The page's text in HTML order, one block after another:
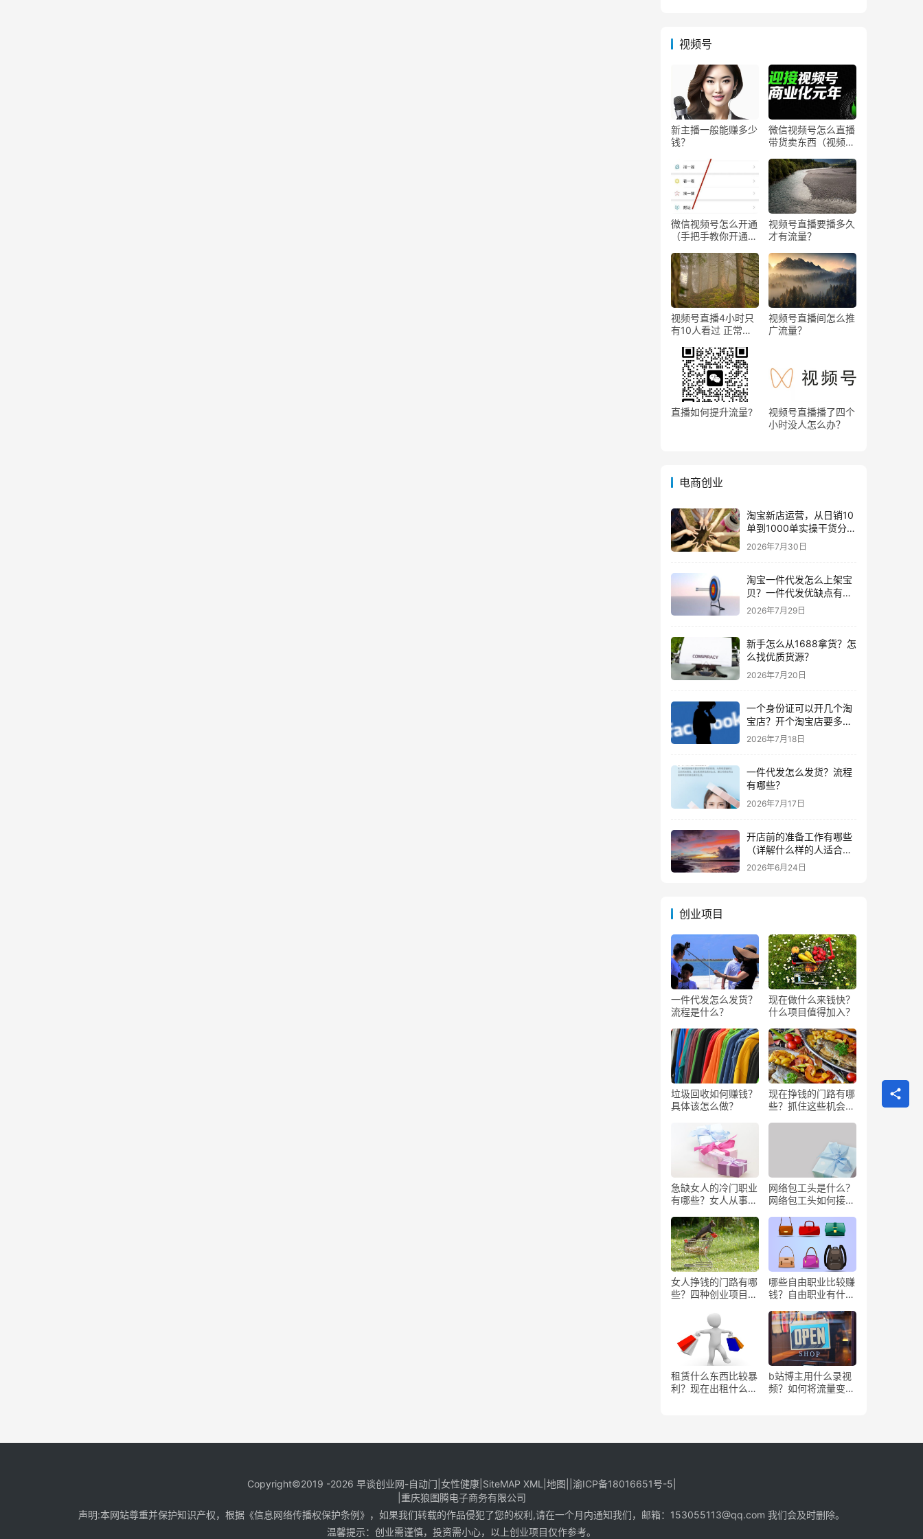
视频号
新主播一般能赚多少
钱？
微信视频号怎么直播
带货卖东西（视频号
微信视频号怎么开通
（手把手教你开通微
视频号直播要播多久
才有流量？
视频号直播4小时只
有10人看过 正常
视频号直播间怎么推
广流量？
直播如何提升流量?
视频号直播播了四个
小时没人怎么办？
电商创业
淘宝新店运营，从日销10
单到1000单实操干货分
享！
2026年7月30日
淘宝一件代发怎么上架宝
贝？一件代发优缺点有哪
些？
2026年7月29日
新手怎么从1688拿货？怎
么找优质货源？
2026年7月20日
一个身份证可以开几个淘
宝店？开个淘宝店要多少
钱？
2026年7月18日
一件代发怎么发货？流程
有哪些？
2026年7月17日
开店前的准备工作有哪些
（详解什么样的人适合做
生意）
2026年6月24日
创业项目
一件代发怎么发货？
流程是什么？
现在做什么来钱快？
什么项目值得加入？
垃圾回收如何赚钱？
具体该怎么做？
现在挣钱的门路有哪
些？抓住这些机会闷
急缺女人的冷门职业
有哪些？女人从事哪
网络包工头是什么？
网络包工头如何接业
女人挣钱的门路有哪
些？四种创业项目推
哪些自由职业比较赚
钱？自由职业有什么
租赁什么东西比较暴
利？现在出租什么更
b站博主用什么录视
频？如何将流量变
Copyright©2019 -2026 早谈创业网-自动门 女性健康| SiteMAP XML 地图 渝ICP备18016651号-5
重庆狼图腾电子商务有限公司
声明:本网站尊重并保护知识产权，根据《信息网络传播权保护条例》，如果我们转载的作品侵犯了您的权利,请在一个月内通知我们，邮箱： 153055113@qq.com 我们会及时删除。
温馨提示：创业需谨慎，投资需小心，以上创业项目仅作参考。